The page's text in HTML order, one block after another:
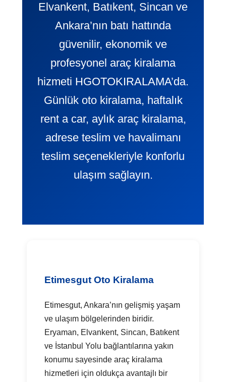
Elvankent, Batıkent, Sincan ve
Ankara’nın batı hattında
güvenilir, ekonomik ve
profesyonel araç kiralama
hizmeti HGOTOKIRALAMA’da.
Günlük oto kiralama, haftalık
rent a car, aylık araç kiralama,
adrese teslim ve havalimanı
teslim seçenekleriyle konforlu
ulaşım sağlayın.
Etimesgut Oto Kiralama
Etimesgut, Ankara’nın gelişmiş yaşam
ve ulaşım bölgelerinden biridir.
Eryaman, Elvankent, Sincan, Batıkent
ve İstanbul Yolu bağlantılarına yakın
konumu sayesinde araç kiralama
hizmetleri için oldukça avantajlı bir